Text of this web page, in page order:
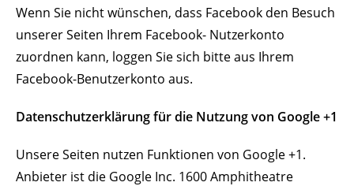
Wenn Sie nicht wünschen, dass Facebook den Besuch
unserer Seiten Ihrem Facebook- Nutzerkonto
zuordnen kann, loggen Sie sich bitte aus Ihrem
Facebook-Benutzerkonto aus.
Datenschutzerklärung für die Nutzung von Google +1
Unsere Seiten nutzen Funktionen von Google +1.
Anbieter ist die Google Inc. 1600 Amphitheatre